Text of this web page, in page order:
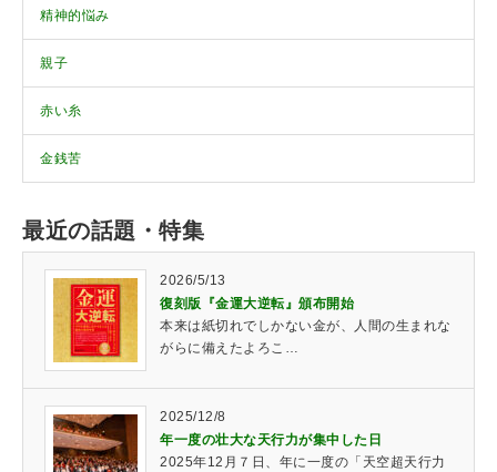
精神的悩み
親子
赤い糸
金銭苦
最近の話題・特集
2026/5/13
復刻版『金運大逆転』頒布開始
本来は紙切れでしかない金が、人間の生まれな
がらに備えたよろこ…
2025/12/8
年一度の壮大な天行力が集中した日
2025年12月７日、年に一度の「天空超天行力